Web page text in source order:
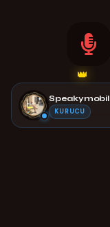
👑
Speakymobil
KURUCU